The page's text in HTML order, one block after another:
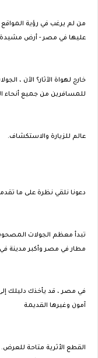
من لم يرغب في رؤية المواقع
عليها في مصر - أرض مشيدة
خارج لهواة الآثار؟ الآن ،
للمسافرين من جميع أنحاء
عالم للزيارة والاستكشاف.
دعونا نلقي نظرة على ما
تبدأ معظم الجولات
مطار في مصر وأكبر مدينة
في مصر ، قد يأخذك دليلك
آمون وغيرها القديمة
القطع الأثرية متاحة للعرض.